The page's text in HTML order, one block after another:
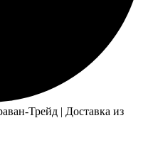
Трейд | Доставка из